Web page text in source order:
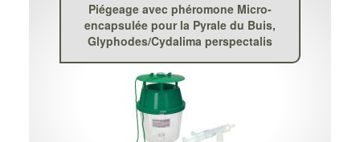
Piégeage avec phéromone Micro-
encapsulée pour la Pyrale du Buis,
Glyphodes/Cydalima perspectalis